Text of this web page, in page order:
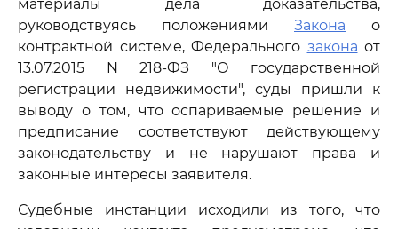
материалы дела доказательства,
руководствуясь положениями Закона о
контрактной системе, Федерального закона от
13.07.2015 N 218-ФЗ "О государственной
регистрации недвижимости", суды пришли к
выводу о том, что оспариваемые решение и
предписание соответствуют действующему
законодательству и не нарушают права и
законные интересы заявителя.
Судебные инстанции исходили из того, что